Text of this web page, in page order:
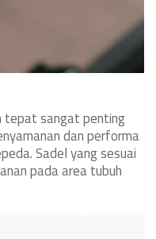
tepat sangat penting
dan performa
Sadel yang sesuai
pada area tubuh